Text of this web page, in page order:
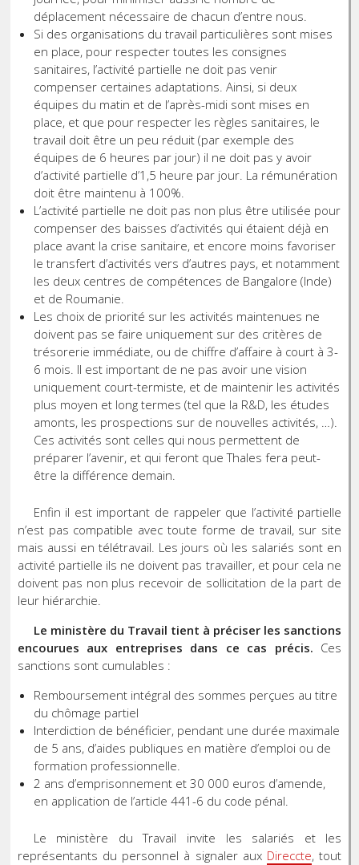
déplacement nécessaire de chacun d’entre nous.
Si des organisations du travail particulières sont mises
en place, pour respecter toutes les consignes
sanitaires, l’activité partielle ne doit pas venir
compenser certaines adaptations. Ainsi, si deux
équipes du matin et de l’après-midi sont mises en
place, et que pour respecter les règles sanitaires, le
travail doit être un peu réduit (par exemple des
équipes de 6 heures par jour) il ne doit pas y avoir
d’activité partielle d’1,5 heure par jour. La rémunération
doit être maintenu à 100%.
L’activité partielle ne doit pas non plus être utilisée pour
compenser des baisses d’activités qui étaient déjà en
place avant la crise sanitaire, et encore moins favoriser
le transfert d’activités vers d’autres pays, et notamment
les deux centres de compétences de Bangalore (Inde)
et de Roumanie.
Les choix de priorité sur les activités maintenues ne
doivent pas se faire uniquement sur des critères de
trésorerie immédiate, ou de chiffre d’affaire à court à 3-
6 mois. Il est important de ne pas avoir une vision
uniquement court-termiste, et de maintenir les activités
plus moyen et long termes (tel que la R&D, les études
amonts, les prospections sur de nouvelles activités, …).
Ces activités sont celles qui nous permettent de
préparer l’avenir, et qui feront que Thales fera peut-
être la différence demain.
Enfin il est important de rappeler que l’activité partielle
n’est pas compatible avec toute forme de travail, sur site
mais aussi en télétravail. Les jours où les salariés sont en
activité partielle ils ne doivent pas travailler, et pour cela ne
doivent pas non plus recevoir de sollicitation de la part de
leur hiérarchie.
Le ministère du Travail tient à préciser les sanctions
encourues aux entreprises dans ce cas précis. Ces
sanctions sont cumulables :
Remboursement intégral des sommes perçues au titre
du chômage partiel
Interdiction de bénéficier, pendant une durée maximale
de 5 ans, d’aides publiques en matière d’emploi ou de
formation professionnelle.
2 ans d’emprisonnement et 30 000 euros d’amende,
en application de l’article 441-6 du code pénal.
Le ministère du Travail invite les salariés et les
représentants du personnel à signaler aux Direccte, tout